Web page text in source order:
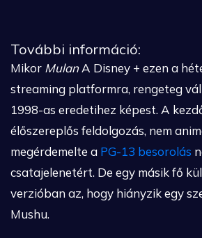
További információ:
Mikor MulanA Disney + ezen a
streaming platformra, rengeteg
1998-as eredetihez képest. A
élőszereplős feldolgozás, nem
megérdemelte a PG-13 besorolás
csatajelenetért. De egy másik fő
verzióban az, hogy hiányzik egy
Mushu.